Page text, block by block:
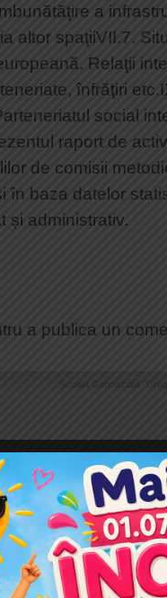
a
altor spaţiiVII.7.
Relaţii
înfrăţiri
social
raport de
de comisii
în baza datelor
și administrativ.
a publica un
Școala Gimnazială